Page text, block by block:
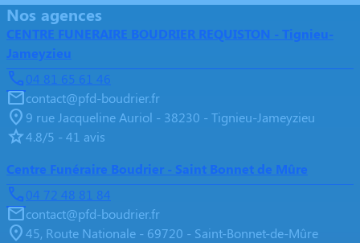
Nos agences
CENTRE FUNERAIRE BOUDRIER REQUISTON - Tignieu-
Jameyzieu
04 81 65 61 46
contact@pfd-boudrier.fr
9 rue Jacqueline Auriol - 38230 - Tignieu-Jameyzieu
4.8/5 - 41 avis
Centre Funéraire Boudrier - Saint Bonnet de Mûre
04 72 48 81 84
contact@pfd-boudrier.fr
45, Route Nationale - 69720 - Saint-Bonnet-de-Mûre